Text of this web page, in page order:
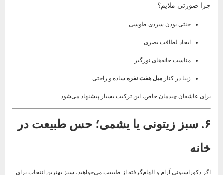
چرا صورتی ملایم؟
خنثی بودن سردی طوسی
ایجاد لطافت بصری
مناسب خانه‌های نورگیر
زیبا در کنارمبل هفت نفره ساده و راحتی
برای عاشقان چیدمان خاص، این ترکیب بسیار پیشنهاد می‌شود.
۶. سبز زیتونی یا یشمی؛ حس طبیعت در
خانه
اگر دکوراسیونی آرام و الهام‌گرفته از طبیعت می‌خواهید، سبز بهترین انتخاب برای